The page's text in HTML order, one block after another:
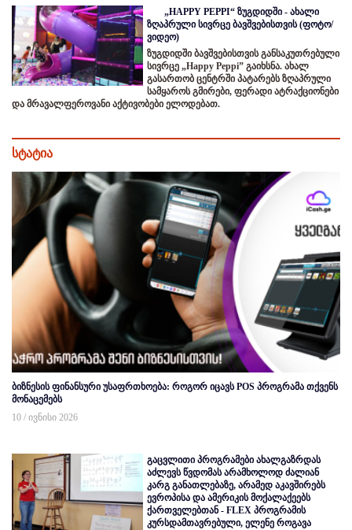
„HAPPY PEPPI“ ზუგდიდში - ახალი
ზღაპრული სივრცე ბავშვებისთვის (ფოტო/
ვიდეო)
ზუგდიდში ბავშვებისთვის განსაკუთრებული
სივრცე „Happy Peppi” გაიხსნა. ახალ
გასართობ ცენტრში პატარებს ზღაპრული
სამყაროს გმირები, ფერადი ატრაქციონები
და მრავალფეროვანი აქტივობები ელოდებათ.
სტატია
ბიზნესის ფინანსური უსაფრთხოება: როგორ იცავს POS პროგრამა თქვენს
მონაცემებს
10 / ივნისი 2026
გაცვლითი პროგრამები ახალგაზრდას
აძლევს წვდომას არამხოლოდ ძალიან
კარგ განათლებაზე, არამედ აკავშირებს
ევროპისა და ამერიკის მოქალაქეებს
ქართველებთან - FLEX პროგრამის
კურსდამთავრებული, ელენე როგავა